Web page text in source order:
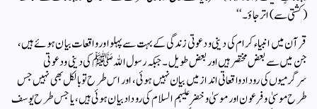
(کشتی سے) اتر جاؤ۔‘‘
قرآن میں انبیاء کرام کی دینی و دعوتی زندگی کے بہت سے پہلو اور واقعات بیان ہوئے ہیں،
جن میں سے بعض مختصر ہیں اور بعض طویل۔ جبکہ رسول اللہ ﷺ کی دینی و دعوتی
سرگرمیوں کی روداد واقعاتی انداز میں بیان نہیں ہوئی، اور اس طرح تو بالکل بھی نہیں جس
طرح موسیٰ و فرعون اور موسیٰ و خضر علیہم السلام کی روداد بیان ہوئی ہیں، یا جس طرح یوسف